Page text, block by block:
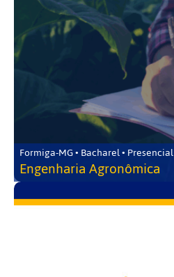
Formiga-MG • Bacharel • Presencial
Engenharia Agronômica